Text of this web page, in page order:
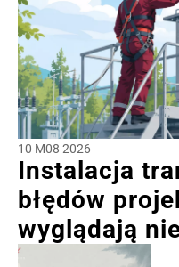
10 M08 2026
Instalacja
błędów
wyglądają